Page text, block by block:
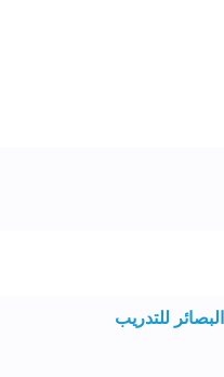
للتدريب